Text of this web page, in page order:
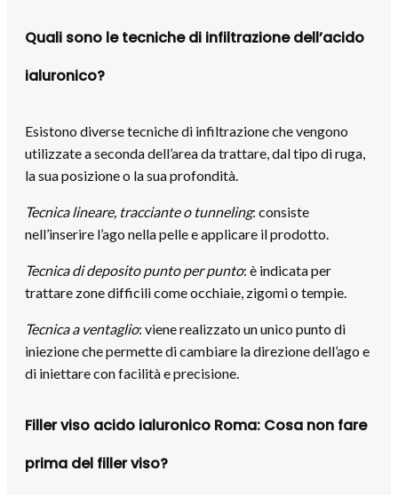
Quali sono le tecniche di infiltrazione dell’acido
ialuronico?
Esistono diverse tecniche di infiltrazione che vengono
utilizzate a seconda dell’area da trattare, dal tipo di ruga,
la sua posizione o la sua profondità.
Tecnica lineare, tracciante o tunneling: consiste
nell’inserire l’ago nella pelle e applicare il prodotto.
Tecnica di deposito punto per punto: è indicata per
trattare zone difficili come occhiaie, zigomi o tempie.
Tecnica a ventaglio: viene realizzato un unico punto di
iniezione che permette di cambiare la direzione dell’ago e
di iniettare con facilità e precisione.
Filler viso acido ialuronico Roma: Cosa non fare
prima del filler viso?